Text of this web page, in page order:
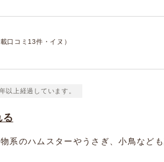
口コミ13件・イヌ）
以上経過しています。
る
系のハムスターやうさぎ、小鳥など